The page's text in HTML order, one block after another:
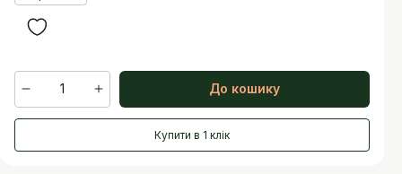
1 До кошику
Купити в 1 клік